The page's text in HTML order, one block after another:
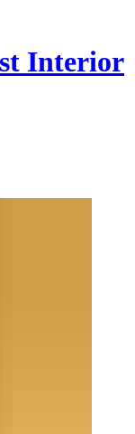
Interior